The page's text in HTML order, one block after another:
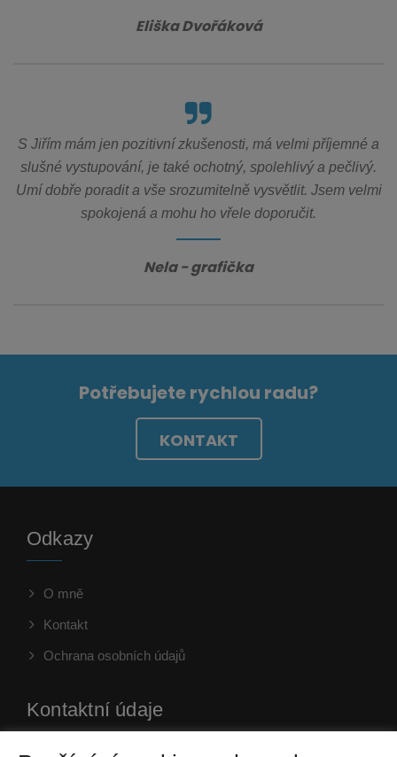
Eliška Dvořáková
S Jiřím mám jen pozitivní zkušenosti, má velmi příjemné a
slušné vystupování, je také ochotný, spolehlivý a pečlivý.
Umí dobře poradit a vše srozumitelně vysvětlit. Jsem velmi
spokojená a mohu ho vřele doporučit.
Nela - grafička
Potřebujete rychlou radu?
KONTAKT
Odkazy
O mně
Kontakt
Ochrana osobních údajů
Kontaktní údaje